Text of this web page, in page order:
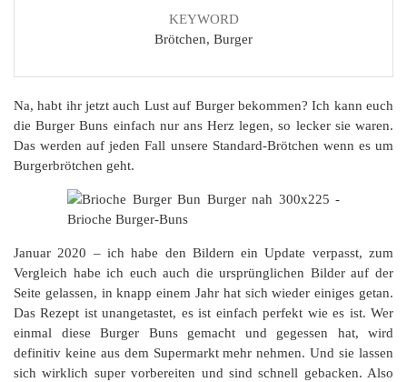
KEYWORD
Brötchen, Burger
Na, habt ihr jetzt auch Lust auf Burger bekommen? Ich kann euch
die Burger Buns einfach nur ans Herz legen, so lecker sie waren.
Das werden auf jeden Fall unsere Standard-Brötchen wenn es um
Burgerbrötchen geht.
Januar 2020 – ich habe den Bildern ein Update verpasst, zum
Vergleich habe ich euch auch die ursprünglichen Bilder auf der
Seite gelassen, in knapp einem Jahr hat sich wieder einiges getan.
Das Rezept ist unangetastet, es ist einfach perfekt wie es ist. Wer
einmal diese Burger Buns gemacht und gegessen hat, wird
definitiv keine aus dem Supermarkt mehr nehmen. Und sie lassen
sich wirklich super vorbereiten und sind schnell gebacken. Also